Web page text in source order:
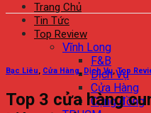
Trang Chủ
Tin Tức
Top Review
Vĩnh Long
F&B
Dịch Vụ
Cửa Hàng
Cộng đồng
Bạc Liêu, Cửa Hàng, Dịch Vụ,Top
Top 3 cửa hàng